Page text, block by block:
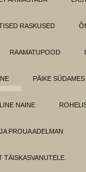
RASKUSED
RAAMATUPOOD
PÄIKE SÜDAMES
NAINE
PROUA ADELMAN
TÄISKASVANUTELE.